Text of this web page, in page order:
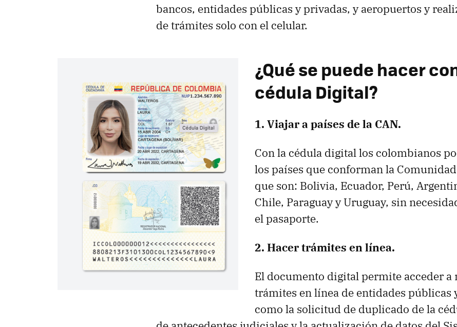
bancos, entidades públicas y privadas, y aeropuertos y
de trámites solo con el celular.
¿Qué se puede hacer
cédula Digital?
1. Viajar a países de la CAN.
Con la cédula digital los colombianos
los países que conforman la
que son: Bolivia, Ecuador, Perú,
Chile, Paraguay y Uruguay, sin
el pasaporte.
2. Hacer trámites en línea.
El documento digital permite acceder a
trámites en línea de entidades públicas
como la solicitud de duplicado de la